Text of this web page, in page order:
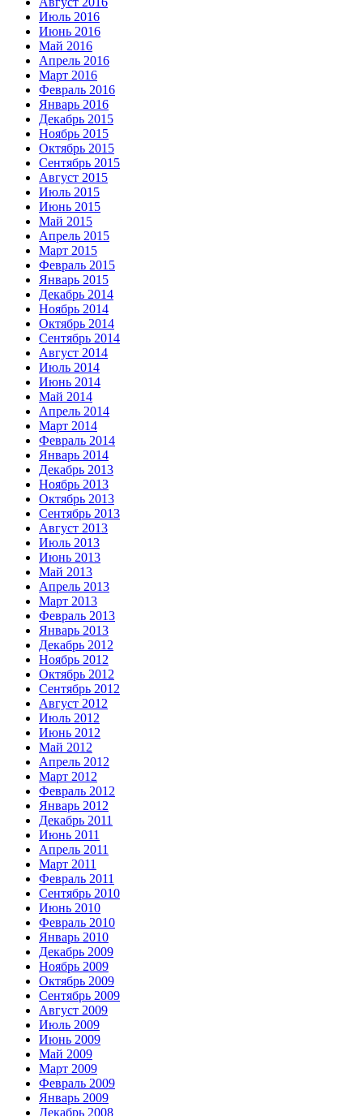
Июль 2016
Июнь 2016
Май 2016
Апрель 2016
Март 2016
Февраль 2016
Январь 2016
Декабрь 2015
Ноябрь 2015
Октябрь 2015
Сентябрь 2015
Август 2015
Июль 2015
Июнь 2015
Май 2015
Апрель 2015
Март 2015
Февраль 2015
Январь 2015
Декабрь 2014
Ноябрь 2014
Октябрь 2014
Сентябрь 2014
Август 2014
Июль 2014
Июнь 2014
Май 2014
Апрель 2014
Март 2014
Февраль 2014
Январь 2014
Декабрь 2013
Ноябрь 2013
Октябрь 2013
Сентябрь 2013
Август 2013
Июль 2013
Июнь 2013
Май 2013
Апрель 2013
Март 2013
Февраль 2013
Январь 2013
Декабрь 2012
Ноябрь 2012
Октябрь 2012
Сентябрь 2012
Август 2012
Июль 2012
Июнь 2012
Май 2012
Апрель 2012
Март 2012
Февраль 2012
Январь 2012
Декабрь 2011
Июнь 2011
Апрель 2011
Март 2011
Февраль 2011
Сентябрь 2010
Июнь 2010
Февраль 2010
Январь 2010
Декабрь 2009
Ноябрь 2009
Октябрь 2009
Сентябрь 2009
Август 2009
Июль 2009
Июнь 2009
Май 2009
Март 2009
Февраль 2009
Январь 2009
Декабрь 2008